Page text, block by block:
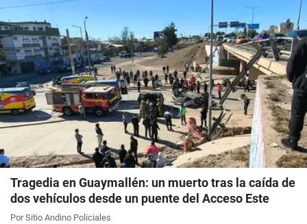
Tragedia en Guaymallén: un muerto tras la caída de
dos vehículos desde un puente del Acceso Este
Por Sitio Andino Policiales